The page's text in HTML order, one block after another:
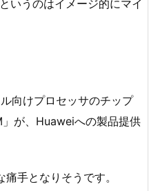
いうのはイメージ的にマイ
向けプロセッサのチップ
が、Huaweiへの製品提供
手となりそうです。